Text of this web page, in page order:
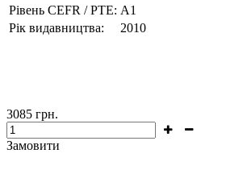
Рівень CEFR / PTE: А1
Рік видавництва:
2010
3085 грн.
Замовити